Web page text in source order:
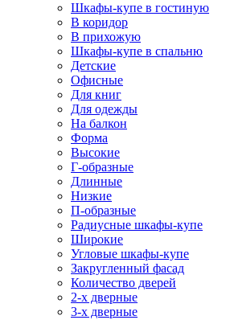
Шкафы-купе в гостиную
В коридор
В прихожую
Шкафы-купе в спальню
Детские
Офисные
Для книг
Для одежды
На балкон
Форма
Высокие
Г-образные
Длинные
Низкие
П-образные
Радиусные шкафы-купе
Широкие
Угловые шкафы-купе
Закругленный фасад
Количество дверей
2-х дверные
3-х дверные